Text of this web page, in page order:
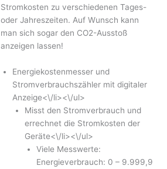
Stromkosten zu verschiedenen Tages-
oder Jahreszeiten. Auf Wunsch kann
man sich sogar den CO2-Ausstoß
anzeigen lassen!
Energiekostenmesser und
Stromverbrauchszähler mit digitaler
Anzeige<\/li><\/ul>
Misst den Stromverbrauch und
errechnet die Stromkosten der
Geräte<\/li><\/ul>
Viele Messwerte:
Energieverbrauch: 0 – 9.999,9